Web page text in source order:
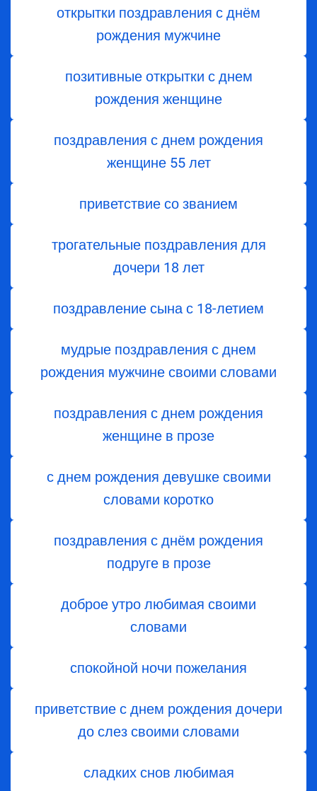
открытки поздравления с днём
рождения мужчине
позитивные открытки с днем
рождения женщине
поздравления с днем ​​рождения
женщине 55 лет
приветствие со званием
трогательные поздравления для
дочери 18 лет
поздравление сына с 18-летием
мудрые поздравления с днем
рождения мужчине своими словами
поздравления с днем рождения
женщине в прозе
с днем рождения девушке своими
словами коротко
поздравления с днём рождения
подруге в прозе
доброе утро любимая своими
словами
спокойной ночи пожелания
приветствие с днем ​​рождения дочери
до слез своими словами
сладких снов любимая